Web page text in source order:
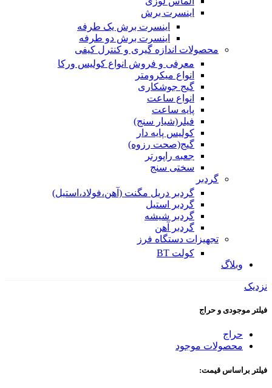
اینسرت برش
اینسرت برش یک طرفه
اینسرت برش دو طرفه
محصولات اندازه گیری و کنترل کیفی
معرفی و فروش انواع کولیس ورکا
انواع میکرومتر
گیج جوشکاری
انواع ساعت
پایه ساعت
فیلر(شیار سنج)
کولیس پایه دار
گیج(صحت رزوه)
جعبه راپورتر
سختی سنج
گردبر
گردبر دریل مگنت (آهن،فولاد،استیل)
گردبر استیل
گردبر شیشه
گردبر آهن
تجهیزات دستگاه فرز
کولت BT
وبلاگ
نزدیک
فیلتر موجودی و حراج
حراج
محصولات موجود
فیلتر براساس قیمت: